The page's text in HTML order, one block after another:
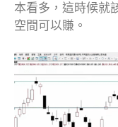
本看多，這時候就
空間可以賺。